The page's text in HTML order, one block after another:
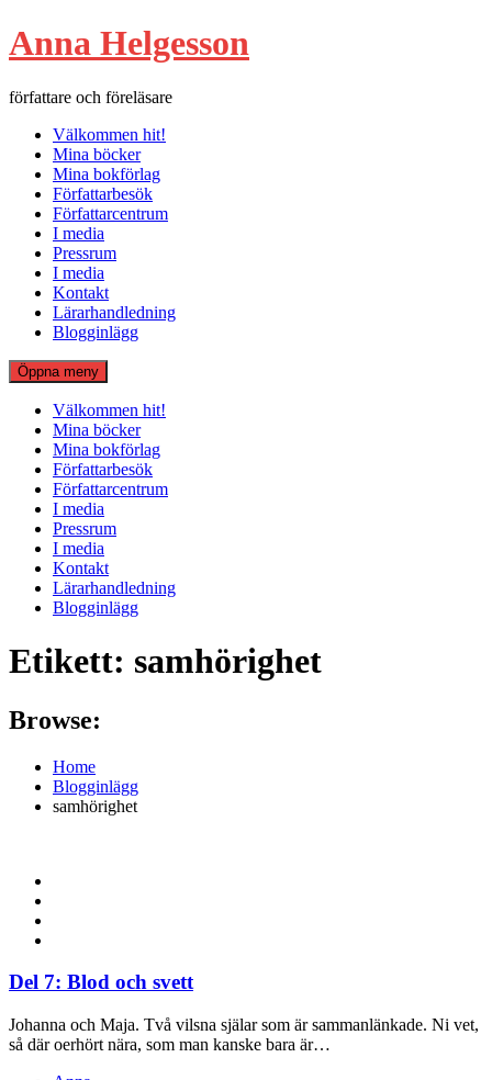
Hoppa
till
Anna Helgesson
författare och föreläsare
Välkommen hit!
Mina böcker
Mina bokförlag
Författarbesök
Författarcentrum
I media
Pressrum
I media
Kontakt
Lärarhandledning
Blogginlägg
Öppna meny
Välkommen hit!
Mina böcker
Mina bokförlag
Författarbesök
Författarcentrum
I media
Pressrum
I media
Kontakt
Lärarhandledning
Blogginlägg
Etikett: samhörighet
Browse:
Home
Blogginlägg
samhörighet
Del 7: Blod och svett
Johanna och Maja. Två vilsna själar som är sammanlänkade. Ni vet,
så där oerhört nära, som man kanske bara är…